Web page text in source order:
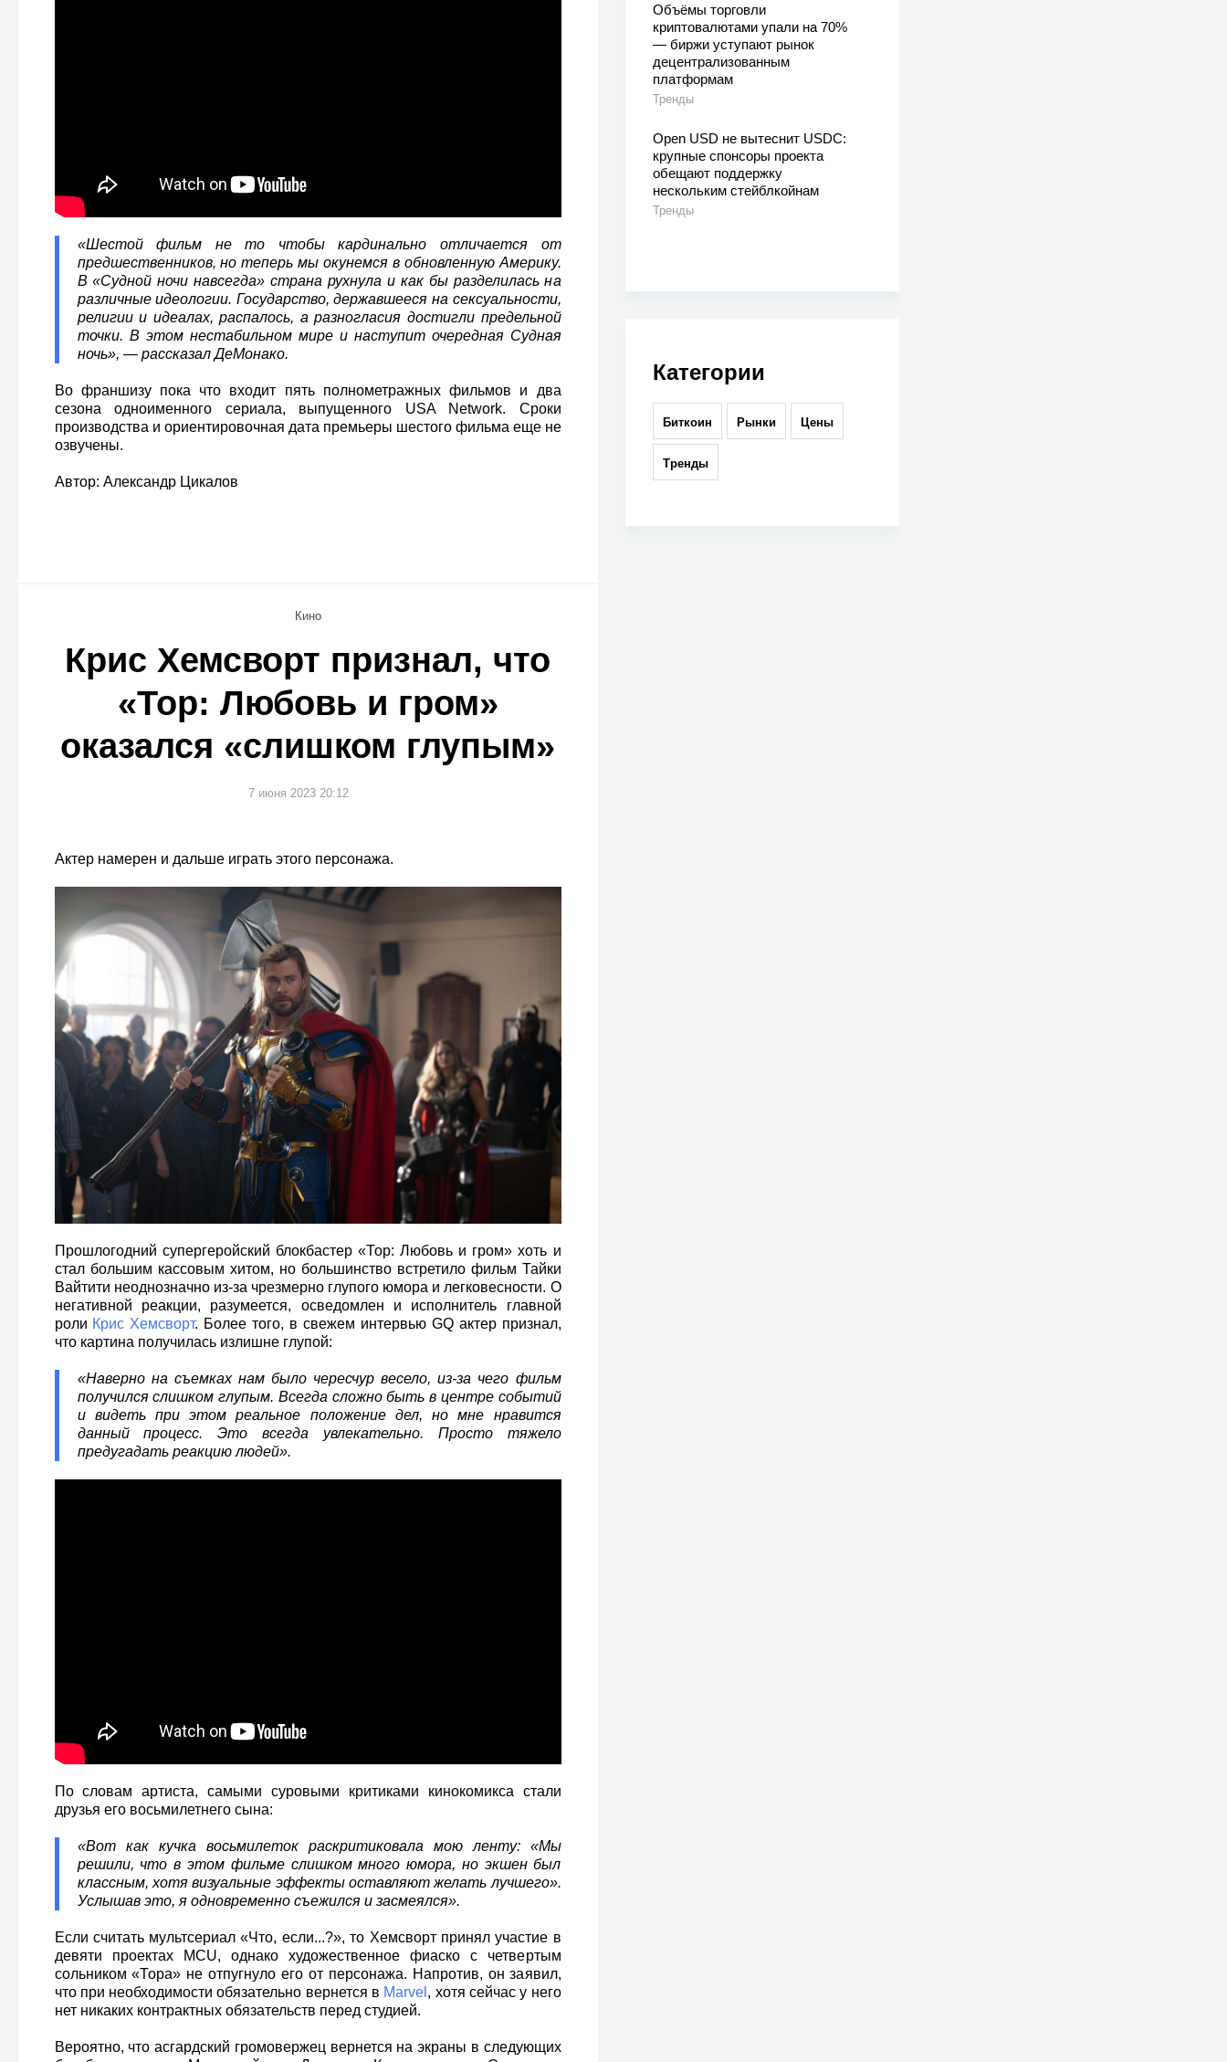
Объёмы торговли
криптовалютами упали на 70%
— биржи уступают рынок
децентрализованным
платформам
Тренды
Open USD не вытеснит USDC:
крупные спонсоры проекта
обещают поддержку
нескольким стейблкойнам
Тренды
Категории
Биткоин Рынки Цены
Тренды
«Шестой фильм не то чтобы кардинально отличается от
предшественников, но теперь мы окунемся в обновленную Америку.
В «Судной ночи навсегда» страна рухнула и как бы разделилась на
различные идеологии. Государство, державшееся на сексуальности,
религии и идеалах, распалось, а разногласия достигли предельной
точки. В этом нестабильном мире и наступит очередная Судная
ночь», — рассказал ДеМонако.
Во франшизу пока что входит пять полнометражных фильмов и два
сезона одноименного сериала, выпущенного USA Network. Сроки
производства и ориентировочная дата премьеры шестого фильма еще не
озвучены.
Автор: Александр Цикалов
Кино
Крис Хемсворт признал, что
«Тор: Любовь и гром»
оказался «слишком глупым»
7 июня 2023 20:12
Актер намерен и дальше играть этого персонажа.
Прошлогодний супергеройский блокбастер «Тор: Любовь и гром» хоть и
стал большим кассовым хитом, но большинство встретило фильм Тайки
Вайтити неоднозначно из-за чрезмерно глупого юмора и легковесности. О
негативной реакции, разумеется, осведомлен и исполнитель главной
роли Крис Хемсворт. Более того, в свежем интервью GQ актер признал,
что картина получилась излишне глупой:
«Наверно на съемках нам было чересчур весело, из-за чего фильм
получился слишком глупым. Всегда сложно быть в центре событий
и видеть при этом реальное положение дел, но мне нравится
данный процесс. Это всегда увлекательно. Просто тяжело
предугадать реакцию людей».
По словам артиста, самыми суровыми критиками кинокомикса стали
друзья его восьмилетнего сына:
«Вот как кучка восьмилеток раскритиковала мою ленту: «Мы
решили, что в этом фильме слишком много юмора, но экшен был
классным, хотя визуальные эффекты оставляют желать лучшего».
Услышав это, я одновременно съежился и засмеялся».
Если считать мультсериал «Что, если...?», то Хемсворт принял участие в
девяти проектах MCU, однако художественное фиаско с четвертым
сольником «Тора» не отпугнуло его от персонажа. Напротив, он заявил,
что при необходимости обязательно вернется в Marvel , хотя сейчас у него
нет никаких контрактных обязательств перед студией.
Вероятно, что асгардский громовержец вернется на экраны в следующих